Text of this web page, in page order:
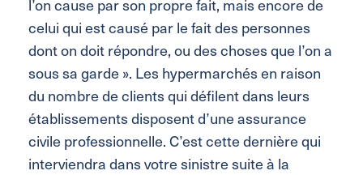
celui qui est causé par le fait des personnes
dont on doit répondre, ou des choses que l’on a
sous sa garde ». Les hypermarchés en raison
du nombre de clients qui défilent dans leurs
établissements disposent d’une assurance
civile professionnelle. C’est cette dernière qui
interviendra dans votre sinistre suite à la